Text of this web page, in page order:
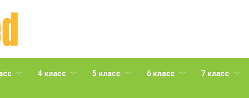
4 класс 5 класс 6 класс 7 класс